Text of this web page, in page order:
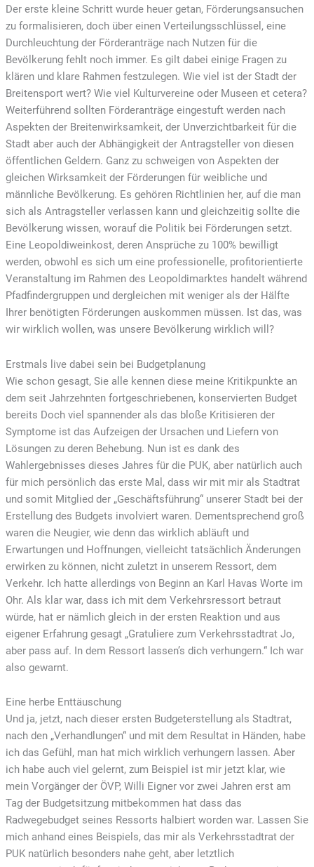
Der erste kleine Schritt wurde heuer getan, Förderungsansuchen
zu formalisieren, doch über einen Verteilungsschlüssel, eine
Durchleuchtung der Förderanträge nach Nutzen für die
Bevölkerung fehlt noch immer. Es gilt dabei einige Fragen zu
klären und klare Rahmen festzulegen. Wie viel ist der Stadt der
Breitensport wert? Wie viel Kulturvereine oder Museen et cetera?
Weiterführend sollten Förderanträge eingestuft werden nach
Aspekten der Breitenwirksamkeit, der Unverzichtbarkeit für die
Stadt aber auch der Abhängigkeit der Antragsteller von diesen
öffentlichen Geldern. Ganz zu schweigen von Aspekten der
gleichen Wirksamkeit der Förderungen für weibliche und
männliche Bevölkerung. Es gehören Richtlinien her, auf die man
sich als Antragsteller verlassen kann und gleichzeitig sollte die
Bevölkerung wissen, worauf die Politik bei Förderungen setzt.
Eine Leopoldiweinkost, deren Ansprüche zu 100% bewilligt
werden, obwohl es sich um eine professionelle, profitorientierte
Veranstaltung im Rahmen des Leopoldimarktes handelt während
Pfadfindergruppen und dergleichen mit weniger als der Hälfte
Ihrer benötigten Förderungen auskommen müssen. Ist das, was
wir wirklich wollen, was unsere Bevölkerung wirklich will?
Erstmals live dabei sein bei Budgetplanung
Wie schon gesagt, Sie alle kennen diese meine Kritikpunkte an
dem seit Jahrzehnten fortgeschriebenen, konservierten Budget
bereits Doch viel spannender als das bloße Kritisieren der
Symptome ist das Aufzeigen der Ursachen und Liefern von
Lösungen zu deren Behebung. Nun ist es dank des
Wahlergebnisses dieses Jahres für die PUK, aber natürlich auch
für mich persönlich das erste Mal, dass wir mit mir als Stadtrat
und somit Mitglied der „Geschäftsführung“ unserer Stadt bei der
Erstellung des Budgets involviert waren. Dementsprechend groß
waren die Neugier, wie denn das wirklich abläuft und
Erwartungen und Hoffnungen, vielleicht tatsächlich Änderungen
erwirken zu können, nicht zuletzt in unserem Ressort, dem
Verkehr. Ich hatte allerdings von Beginn an Karl Havas Worte im
Ohr. Als klar war, dass ich mit dem Verkehrsressort betraut
würde, hat er nämlich gleich in der ersten Reaktion und aus
eigener Erfahrung gesagt „Gratuliere zum Verkehrsstadtrat Jo,
aber pass auf. In dem Ressort lassen’s dich verhungern.“ Ich war
also gewarnt.
Eine herbe Enttäuschung
Und ja, jetzt, nach dieser ersten Budgeterstellung als Stadtrat,
nach den „Verhandlungen“ und mit dem Resultat in Händen, habe
ich das Gefühl, man hat mich wirklich verhungern lassen. Aber
ich habe auch viel gelernt, zum Beispiel ist mir jetzt klar, wie
mein Vorgänger der ÖVP, Willi Eigner vor zwei Jahren erst am
Tag der Budgetsitzung mitbekommen hat dass das
Radwegebudget seines Ressorts halbiert worden war. Lassen Sie
mich anhand eines Beispiels, das mir als Verkehrsstadtrat der
PUK natürlich besonders nahe geht, aber letztlich